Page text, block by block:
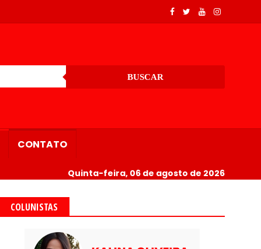
BUSCAR
CONTATO
Quinta-feira, 06 de agosto de 2026
COLUNISTAS